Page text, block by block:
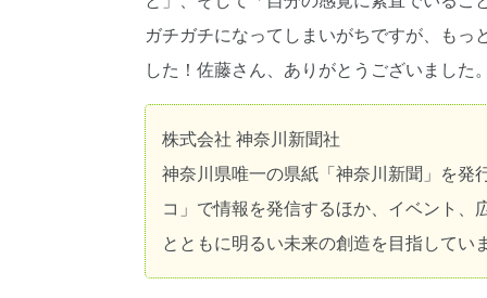
ガチガチになってしまいがちですが、も
した！佐藤さん、ありがとうございました
株式会社 神奈川新聞社
神奈川県唯一の県紙「神奈川新聞」を発
コ」で情報を発信するほか、イベント
とともに明るい未来の創造を目指してい